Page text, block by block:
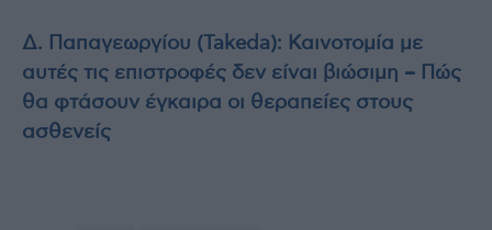
Δ. Παπαγεωργίου (Takeda): Καινοτομία με
αυτές τις επιστροφές δεν είναι βιώσιμη – Πώς
θα φτάσουν έγκαιρα οι θεραπείες στους
ασθενείς